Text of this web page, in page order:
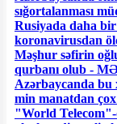
sığortalanması
Rusiyada daha
koronavirusdan
Məşhur səfirin
qurbanı olub -
Azərbaycanda bu
min manatdan
"World